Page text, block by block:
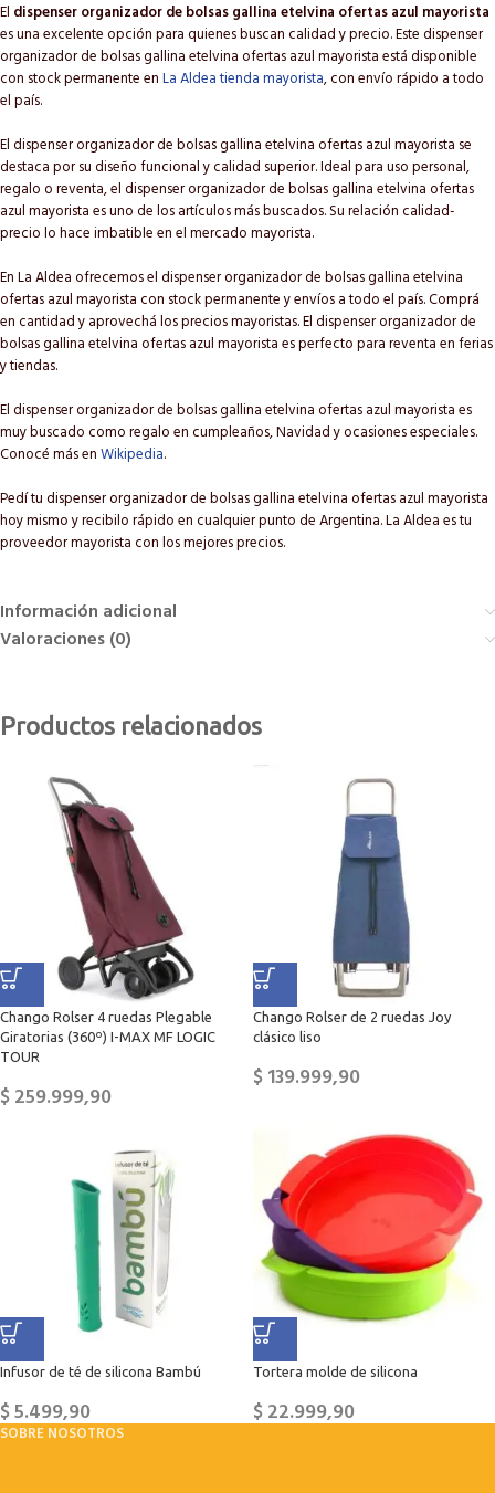
El dispenser organizador de bolsas gallina etelvina ofertas azul mayorista
es una excelente opción para quienes buscan calidad y precio. Este dispenser
organizador de bolsas gallina etelvina ofertas azul mayorista está disponible
con stock permanente enLa Aldea tienda mayorista, con envío rápido a todo
el país.
El dispenser organizador de bolsas gallina etelvina ofertas azul mayorista se
destaca por su diseño funcional y calidad superior. Ideal para uso personal,
regalo o reventa, el dispenser organizador de bolsas gallina etelvina ofertas
azul mayorista es uno de los artículos más buscados. Su relación calidad-
precio lo hace imbatible en el mercado mayorista.
En La Aldea ofrecemos el dispenser organizador de bolsas gallina etelvina
ofertas azul mayorista con stock permanente y envíos a todo el país. Comprá
en cantidad y aprovechá los precios mayoristas. El dispenser organizador de
bolsas gallina etelvina ofertas azul mayorista es perfecto para reventa en ferias
y tiendas.
El dispenser organizador de bolsas gallina etelvina ofertas azul mayorista es
muy buscado como regalo en cumpleaños, Navidad y ocasiones especiales.
Conocé más enWikipedia.
Pedí tu dispenser organizador de bolsas gallina etelvina ofertas azul mayorista
hoy mismo y recibilo rápido en cualquier punto de Argentina. La Aldea es tu
proveedor mayorista con los mejores precios.
Información adicional
Valoraciones (0)
Productos relacionados
Chango Rolser 4 ruedas Plegable
Giratorias (360º) I-MAX MF LOGIC
TOUR
$259.999,90
Chango Rolser de 2 ruedas Joy
clásico liso
$139.999,90
Infusor de té de silicona Bambú
$5.499,90
Tortera molde de silicona
$22.999,90
SOBRE NOSOTROS